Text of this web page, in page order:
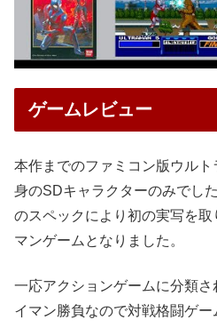
ゲームレビュー
本作までのファミコン版ウル
身のSDキャラクターのみでし
のスペックにより初の実写を
マンゲームとなりました。
一応アクションゲームに分類
イマン勝負なので対戦格闘ゲー